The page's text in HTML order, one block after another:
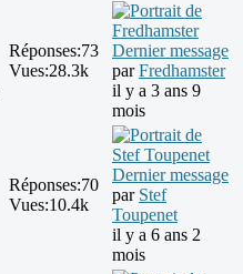
Réponses:73
Vues:28.3k
Dernier message
parFredhamster
il y a 3 ans 9
mois
Réponses:70
Vues:10.4k
Dernier message
par Stef
Toupenet
il y a 6 ans 2
mois